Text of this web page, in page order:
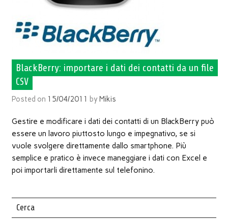
BlackBerry: importare i dati dei contatti da un file
CSV
Posted on 15/04/2011 byMikis
Gestire e modificare i dati dei contatti di un BlackBerry può
essere un lavoro piuttosto lungo e impegnativo, se si
vuole svolgere direttamente dallo smartphone. Più
semplice e pratico è invece maneggiare i dati con Excel e
poi importarli direttamente sul telefonino.
Cerca